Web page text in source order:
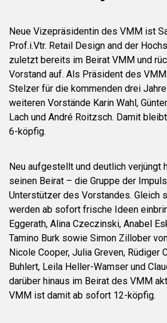
Neue Vizepräsidentin des VMM ist
Prof.i.Vtr. Retail Design and der
zuletzt bereits im Beirat VMM und
Vorstand auf. Als Präsident des
Stelzer für die kommenden drei
weiteren Vorstände Karin Wahl,
Lach und André Roitzsch. Damit
6-köpfig.
Neu aufgestellt und deutlich verjüngt
seinen Beirat – die Gruppe der
Unterstützer des Vorstandes. Gleich
werden ab sofort frische Ideen
Eggerath, Alina Czeczinski, Anabel
Tamino Burk sowie Simon Zillober
Nicole Cooper, Julia Greven, Rüdiger
Buhlert, Leila Heller-Wamser und
darüber hinaus im Beirat des VMM
VMM ist damit ab sofort 12-köpfig.